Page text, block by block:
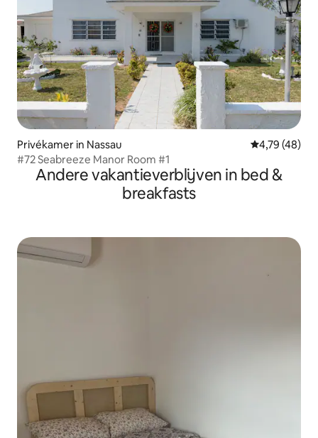
Privékamer in Nassau Gemiddelde
4,79 (48)
#72 Seabreeze Manor Room #1
Andere vakantieverblijven in bed &
breakfasts